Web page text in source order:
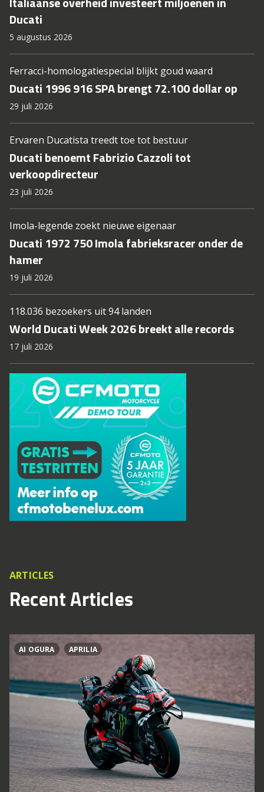
Ducati
5 augustus 2026
Ferracci-homologatiespecial blijkt goud waard
Ducati 1996 916 SPA brengt 72.100 dollar op
29 juli 2026
Ervaren Ducatista treedt toe tot bestuur
Ducati benoemt Fabrizio Cazzoli tot
verkoopdirecteur
23 juli 2026
Imola-legende zoekt nieuwe eigenaar
Ducati 1972 750 Imola fabrieksracer onder de
hamer
19 juli 2026
118.036 bezoekers uit 94 landen
World Ducati Week 2026 breekt alle records
17 juli 2026
ARTICLES
Recent Articles
AI OGURA APRILIA